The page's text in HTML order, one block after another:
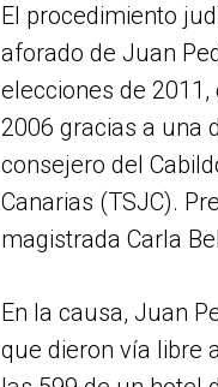
El procedimiento
aforado de Juan
elecciones de
2006 gracias a una
consejero del
Canarias (TSJC).
magistrada Carla
En la causa, Juan
que dieron vía libre